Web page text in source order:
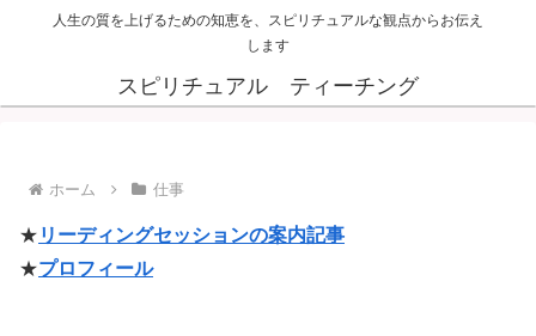
人生の質を上げるための知恵を、スピリチュアルな観点からお伝え
します
スピリチュアル ティーチング
ホーム 仕事
★ リーディングセッションの案内記事
★プロフィール